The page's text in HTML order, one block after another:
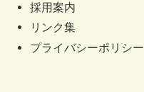
採用案内
リンク集
プライバシーポリシー